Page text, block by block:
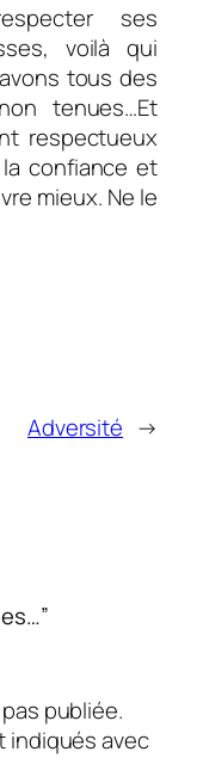
ses
voilà qui
tous des
tenues…Et
respectueux
confiance et
mieux. Ne le
Adversité →
publiée.
indiqués avec